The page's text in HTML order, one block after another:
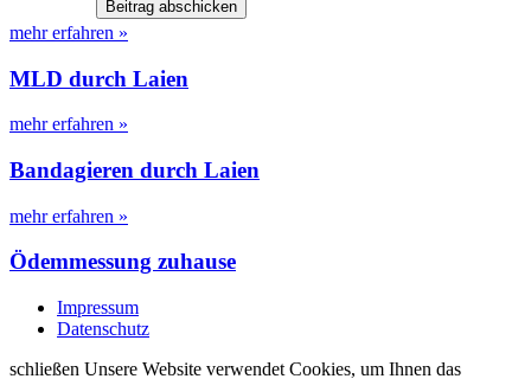
mehr erfahren »
MLD durch Laien
mehr erfahren »
Bandagieren durch Laien
mehr erfahren »
Ödemmessung zuhause
Impressum
Datenschutz
schließen Unsere Website verwendet Cookies, um Ihnen das